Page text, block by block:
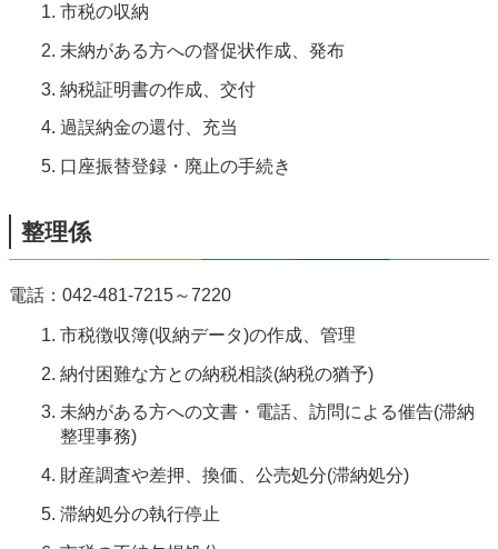
市税の収納
未納がある方への督促状作成、発布
納税証明書の作成、交付
過誤納金の還付、充当
口座振替登録・廃止の手続き
整理係
電話：042-481-7215～7220
市税徴収簿(収納データ)の作成、管理
納付困難な方との納税相談(納税の猶予)
未納がある方への文書・電話、訪問による催告(滞納
整理事務)
財産調査や差押、換価、公売処分(滞納処分)
滞納処分の執行停止